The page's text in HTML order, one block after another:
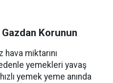
Korunun
miktarını
yemekleri yavaş
yemek yeme anında